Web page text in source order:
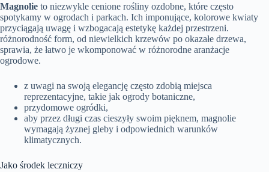
Magnolie to niezwykle cenione rośliny ozdobne, które często
spotykamy w ogrodach i parkach. Ich imponujące, kolorowe kwiaty
przyciągają uwagę i wzbogacają estetykę każdej przestrzeni.
różnorodność form, od niewielkich krzewów po okazałe drzewa,
sprawia, że łatwo je wkomponować w różnorodne aranżacje
ogrodowe.
z uwagi na swoją elegancję często zdobią miejsca
reprezentacyjne, takie jak ogrody botaniczne,
przydomowe ogródki,
aby przez długi czas cieszyły swoim pięknem, magnolie
wymagają żyznej gleby i odpowiednich warunków
klimatycznych.
Jako środek leczniczy